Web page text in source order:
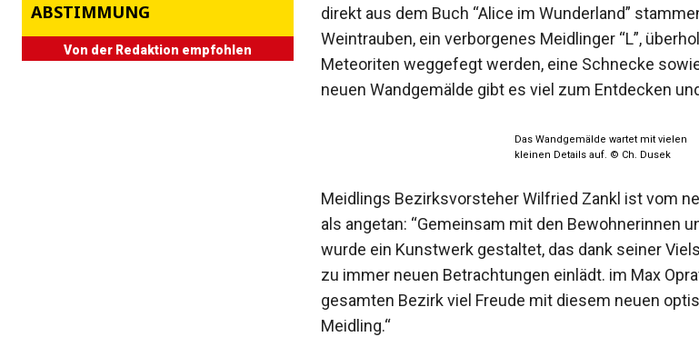
ABSTIMMUNG
Von der Redaktion empfohlen
direkt aus dem Buch “Alice im Wunderland”
Weintrauben, ein verborgenes Meidlinger “L”,
Meteoriten weggefegt werden, eine Schnecke
neuen Wandgemälde gibt es viel zum Entdecken
Das Wandgemälde wartet mit vielen
kleinen Details auf. © Ch. Dusek
Meidlings Bezirksvorsteher Wilfried Zankl ist vom
als angetan: “Gemeinsam mit den Bewohnerinnen
wurde ein Kunstwerk gestaltet, das dank seiner
zu immer neuen Betrachtungen einlädt. im Max
gesamten Bezirk viel Freude mit diesem neuen
Meidling.“